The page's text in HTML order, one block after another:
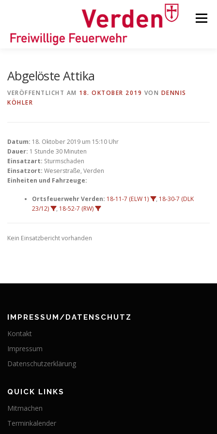
Menü
ORTSFEUERWEHREN
KINDER-/JUGENDFEUERWEHR
Abgelöste Attika
VERÖFFENTLICHT AM 18. OKTOBER 2019 VON DENNIS
KÖHLER
Datum: 18. Oktober 2019 um 15:10 Uhr
Dauer: 1 Stunde 30 Minuten
Einsatzart: Sturmschaden
Einsatzort: Weserstraße, Verden
Einheiten und Fahrzeuge:
Ortsfeuerwehr Verden: 18-11-7 (ELW 1) , 18-30-7 (DLK
23/12)
, 18-52-7 (RW)
Kein Einsatzbericht vorhanden
IMPRESSUM/DATENSCHUTZ
Kontakt
Impressum
Datenschutzerklärung
QUICK LINKS
Mitmachen
Terminkalender